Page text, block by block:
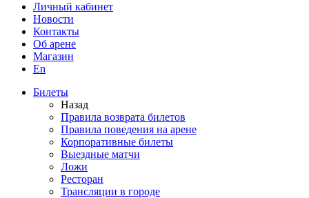
Личный кабинет
Новости
Контакты
Об арене
Магазин
En
Билеты
Назад
Правила возврата билетов
Правила поведения на арене
Корпоративные билеты
Выездные матчи
Ложи
Ресторан
Трансляции в городе